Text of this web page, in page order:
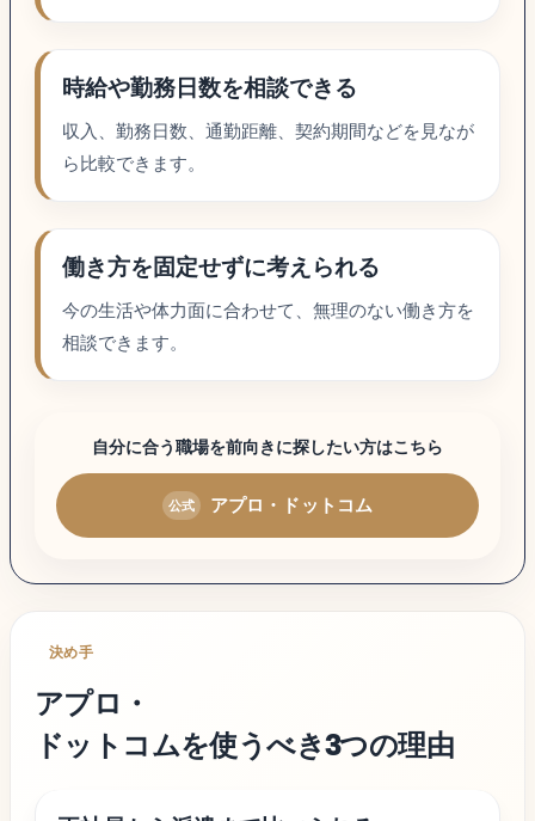
時給や勤務日数を相談できる
収入、勤務日数、通勤距離、契約期間などを見なが
ら比較できます。
働き方を固定せずに考えられる
今の生活や体力面に合わせて、無理のない働き方を
相談できます。
自分に合う職場を前向きに探したい方はこちら
アプロ・ドットコム
決め手
アプロ・
ドットコムを使うべき3つの理由